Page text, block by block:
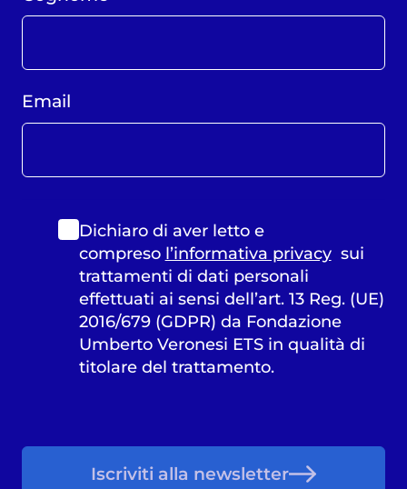
Email
Dichiaro di aver letto e
compreso l’informativa privacysui
trattamenti di dati personali
effettuati ai sensi dell’art. 13 Reg. (UE)
2016/679 (GDPR) da Fondazione
Umberto Veronesi ETS in qualità di
titolare del trattamento.
Iscriviti alla newsletter